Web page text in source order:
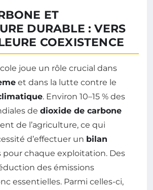
ET
DURABLE : VERS
COEXISTENCE
joue un rôle crucial dans
et dans la lutte contre le
. Environ 10–15 % des
de dioxide de carbone
de l’agriculture, ce qui
d’effectuer un bilan
pour chaque exploitation. Des
des émissions
essentielles. Parmi celles-ci,